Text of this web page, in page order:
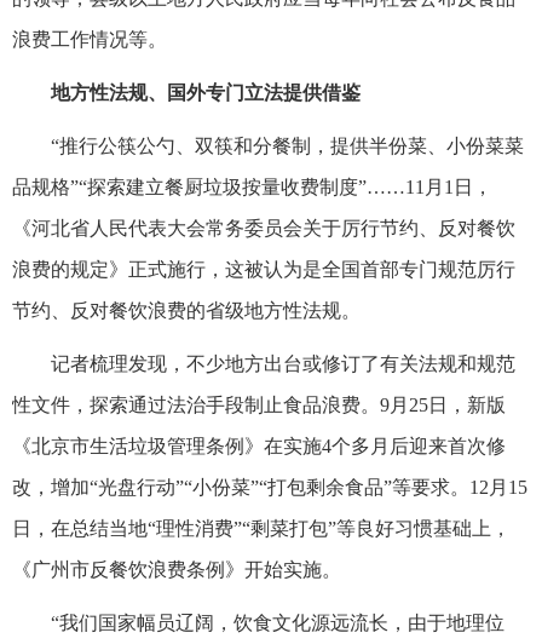
浪费工作情况等。
地方性法规、国外专门立法提供借鉴
“推行公筷公勺、双筷和分餐制，提供半份菜、小份菜菜
品规格”“探索建立餐厨垃圾按量收费制度”……11月1日，
《河北省人民代表大会常务委员会关于厉行节约、反对餐饮
浪费的规定》正式施行，这被认为是全国首部专门规范厉行
节约、反对餐饮浪费的省级地方性法规。
记者梳理发现，不少地方出台或修订了有关法规和规范
性文件，探索通过法治手段制止食品浪费。9月25日，新版
《北京市生活垃圾管理条例》在实施4个多月后迎来首次修
改，增加“光盘行动”“小份菜”“打包剩余食品”等要求。12月15
日，在总结当地“理性消费”“剩菜打包”等良好习惯基础上，
《广州市反餐饮浪费条例》开始实施。
“我们国家幅员辽阔，饮食文化源远流长，由于地理位